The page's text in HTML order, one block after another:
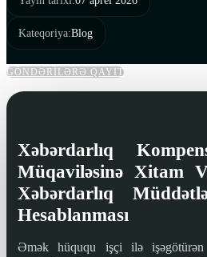
Kateqoriya:Blog
GÖNDƏRİLƏRƏ QAYIT
Xəbərdarlıq
Müqaviləsinə Xitam
Xəbərdarlıq
Hesablanması
Əmək hüququ işçi ilə işəgötürən